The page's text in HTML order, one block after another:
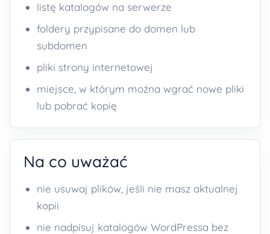
listę katalogów na serwerze
foldery przypisane do domen lub
subdomen
pliki strony internetowej
miejsce, w którym można wgrać nowe pliki
lub pobrać kopię
Na co uważać
nie usuwaj plików, jeśli nie masz aktualnej
kopii
nie nadpisuj katalogów WordPressa bez